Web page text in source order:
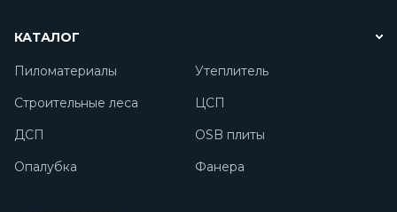
КАТАЛОГ
Пиломатериалы
Утеплитель
Строительные леса
ЦСП
ДСП
OSB плиты
Опалубка
Фанера